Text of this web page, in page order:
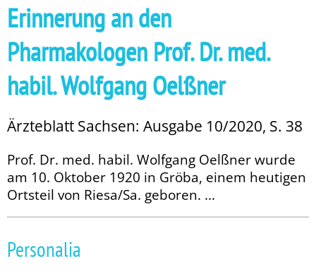
Erinnerung an den
Pharmakologen Prof. Dr. med.
habil. Wolfgang Oelßner
Ärzteblatt Sachsen: Ausgabe 10/2020, S. 38
Prof. Dr. med. habil. Wolfgang Oelßner wurde
am 10. Oktober 1920 in Gröba, einem heutigen
Ortsteil von Riesa/Sa. geboren. ...
Personalia